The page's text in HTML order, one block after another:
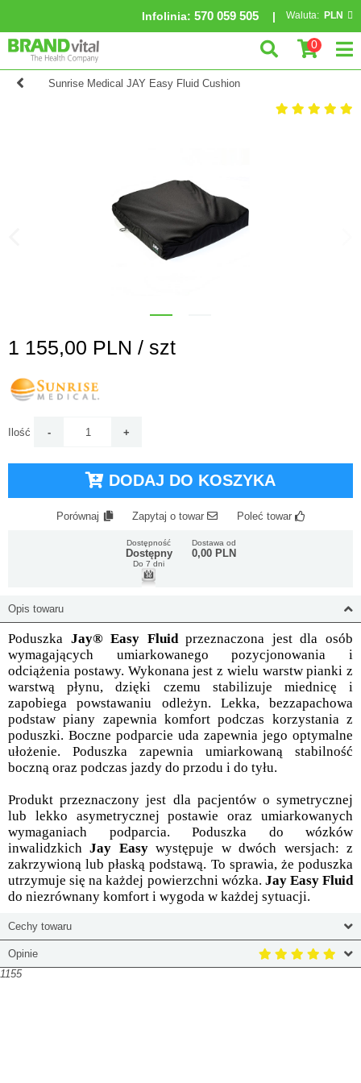
Infolinia: 570 059 505 Waluta: PLN
0
Sunrise Medical JAY Easy Fluid Cushion
1 155,00 PLN / szt
Ilość
DODAJ DO KOSZYKA
Porównaj Zapytaj o towar Poleć towar
Dostępność
Dostępny
Do 7 dni
Dostawa od
0,00 PLN
Opis towaru
Poduszka Jay® Easy Fluidprzeznaczona jest dla osób
wymagających umiarkowanego pozycjonowania i
odciążenia postawy. Wykonana jest z wielu warstw pianki z
warstwą płynu, dzięki czemu stabilizuje miednicę i
zapobiega powstawaniu odleżyn. Lekka, bezzapachowa
podstaw piany zapewnia komfort podczas korzystania z
poduszki. Boczne podparcie uda zapewnia jego optymalne
ułożenie. Poduszka zapewnia umiarkowaną stabilność
boczną oraz podczas jazdy do przodu i do tyłu.
Produkt przeznaczony jest dla pacjentów o symetrycznej
lub lekko asymetrycznej postawie oraz umiarkowanych
wymaganiach podparcia. Poduszka do wózków
inwalidzkichJay Easywystępuje w dwóch wersjach: z
zakrzywioną lub płaską podstawą. To sprawia, że poduszka
utrzymuje się na każdej powierzchni wózka. Jay Easy Fluid
do niezrównany komfort i wygoda w każdej sytuacji.
Cechy towaru
Opinie
1155